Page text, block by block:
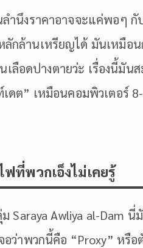
ลำนึงราคาอาจจะแค่พอๆ
ล้านเหรียญได้ มันเหมือน
เลือดปางตายว่ะ เรื่องนี้มั
ดต” เหมือนคอมพิวเตอร์
ที่พวกเอ็งไม่เคยรู้
Saraya Awliya al-Dam
ว่าพวกนี้คือ “Proxy” หรื